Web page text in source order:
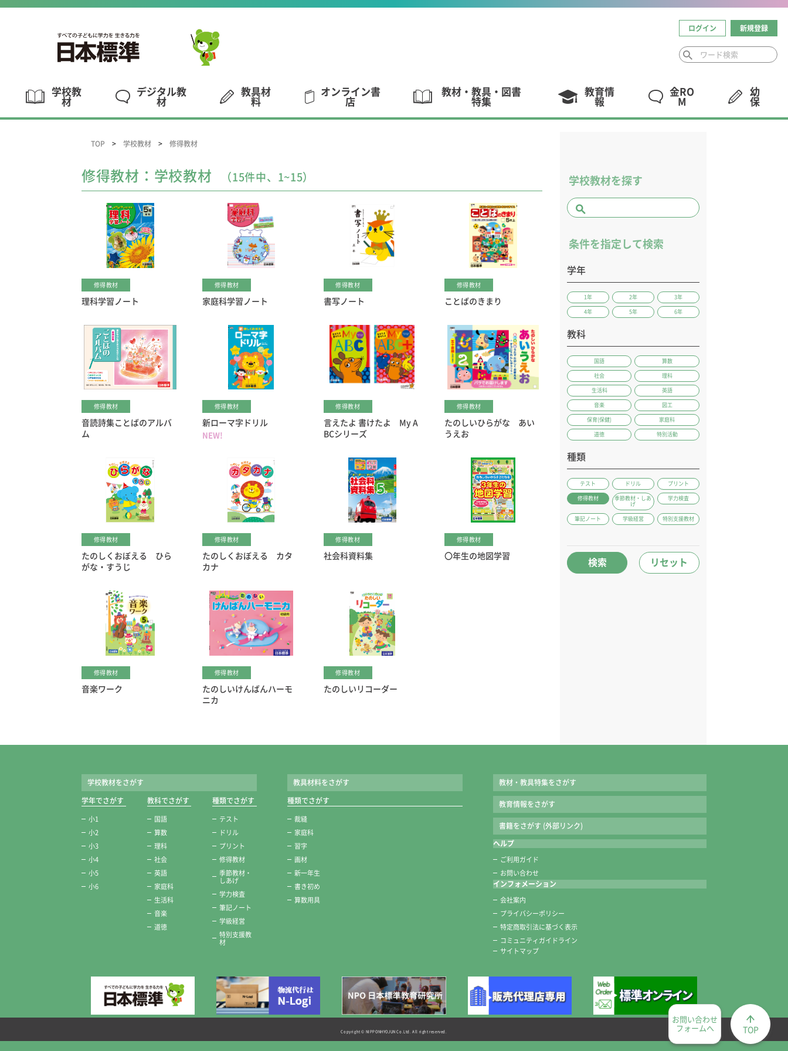
ログイン 新規登録
学校教
材
デジタル教
材
教具材
料
オンライン書
店
教材・教具・図書
特集
教育情
報
金RO
M
幼
保
TOP 学校教材 修得教材
修得教材：学校教材 （15件中、1~15）
修得教材
理科学習ノート
修得教材
家庭科学習ノート
修得教材
書写ノート
修得教材
ことばのきまり
修得教材
音読詩集ことばのアルバ
ム
修得教材
新ローマ字ドリル
NEW!
修得教材
言えたよ 書けたよ My A
BCシリーズ
修得教材
たのしいひらがな あい
うえお
修得教材
たのしくおぼえる ひら
がな・すうじ
修得教材
たのしくおぼえる カタ
カナ
修得教材
社会科資料集
修得教材
〇年生の地図学習
修得教材
音楽ワーク
修得教材
たのしいけんばんハーモ
ニカ
修得教材
たのしいリコーダー
学校教材を探す
条件を指定して検索
学年
1年 2年 3年
4年 5年 6年
教科
国語 算数
社会 理科
生活科 英語
音楽 図工
保育(保健) 家庭科
道徳 特別活動
種類
テスト ドリル プリント
修得教材
季節教材・しあ
げ
学力検査
筆記ノート 学級経営 特別支援教材
検索 リセット
学校教材をさがす
学年でさがす
小1
小2
小3
小4
小5
小6
教科でさがす
国語
算数
理科
社会
英語
家庭科
生活科
音楽
道徳
種類でさがす
テスト
ドリル
プリント
修得教材
季節教材・
しあげ
学力検査
筆記ノート
学級経営
特別支援教
材
教具材料をさがす
種類でさがす
裁縫
家庭科
習字
画材
新一年生
書き初め
算数用具
教材・教具特集をさがす
教育情報をさがす
書籍をさがす (外部リンク)
ヘルプ
ご利用ガイド
お問い合わせ
インフォメーション
会社案内
プライバシーポリシー
特定商取引法に基づく表示
コミュニティガイドライン
サイトマップ
Copyright © NIPPONHYOJUN Co.Ltd. All right reserved.
お問い合わせ
フォームへ
TOP